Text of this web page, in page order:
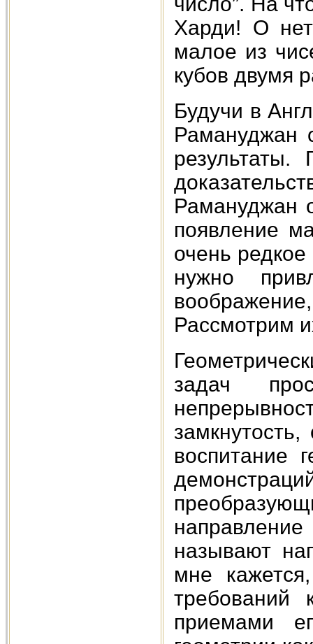
Харди! О
малое из
кубов двумя
Будучи в
Рамануджан
Рамануджан
появление
очень
нужно
Рассмотрим
задач
воспитание
называют
мне
требований
приемами